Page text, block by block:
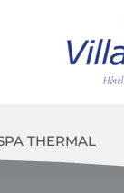
THERMAL